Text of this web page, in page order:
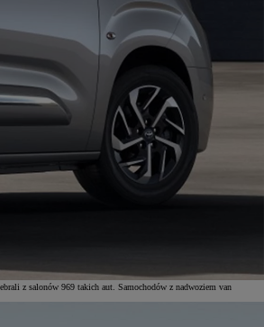
z salonów 969 takich aut. Samochodów z nadwoziem van